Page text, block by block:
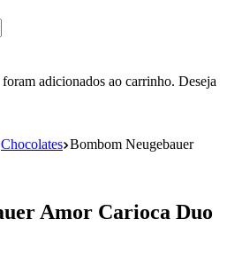
adicionados ao carrinho. Deseja
Chocolates Bombom Neugebauer
Amor Carioca Duo